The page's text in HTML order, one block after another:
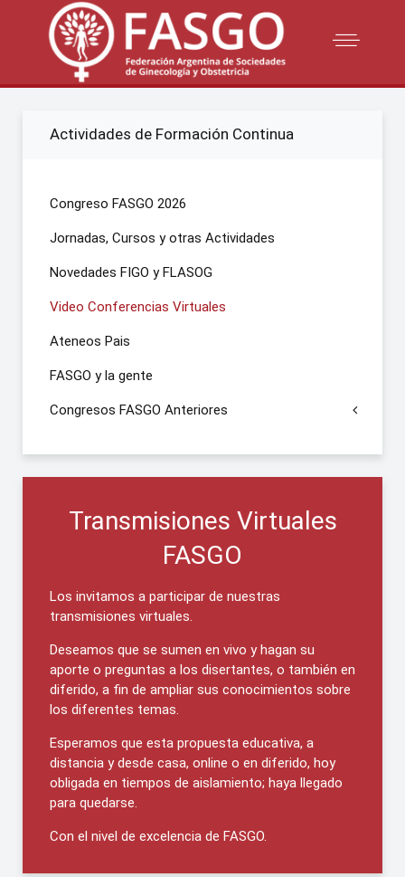
Transmisiones Virtuales
FASGO
Los invitamos a participar de nuestras
transmisiones virtuales.
Deseamos que se sumen en vivo y hagan su
aporte o preguntas a los disertantes, o también en
diferido, a fin de ampliar sus conocimientos sobre
los diferentes temas.
Esperamos que esta propuesta educativa, a
distancia y desde casa, online o en diferido, hoy
obligada en tiempos de aislamiento; haya llegado
para quedarse.
Con el nivel de excelencia de FASGO.
Actividades de Formación Continua
Congreso FASGO 2026
Jornadas, Cursos y otras Actividades
Novedades FIGO y FLASOG
Video Conferencias Virtuales
Ateneos Pais
FASGO y la gente
Congresos FASGO Anteriores